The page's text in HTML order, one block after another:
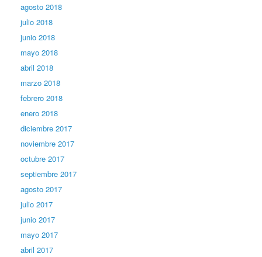
agosto 2018
julio 2018
junio 2018
mayo 2018
abril 2018
marzo 2018
febrero 2018
enero 2018
diciembre 2017
noviembre 2017
octubre 2017
septiembre 2017
agosto 2017
julio 2017
junio 2017
mayo 2017
abril 2017